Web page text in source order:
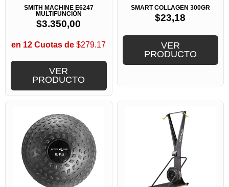
SMITH MACHINE E6247
MULTIFUNCIÓN
$3.350,00
en 12 Cuotas de $279.17
VER
PRODUCTO
SMART COLLAGEN 300GR
$23,18
VER
PRODUCTO